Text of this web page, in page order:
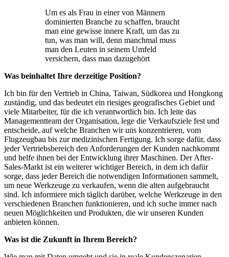
Um es als Frau in einer von Männern
dominierten Branche zu schaffen, braucht
man eine gewisse innere Kraft, um das zu
tun, was man will, denn manchmal muss
man den Leuten in seinem Umfeld
versichern, dass man dazugehört
Was beinhaltet Ihre derzeitige Position?
Ich bin für den Vertrieb in China, Taiwan, Südkorea und Hongkong
zuständig, und das bedeutet ein riesiges geografisches Gebiet und
viele Mitarbeiter, für die ich verantwortlich bin. Ich leite das
Managementteam der Organisation, lege die Verkaufsziele fest und
entscheide, auf welche Branchen wir uns konzentrieren, vom
Flugzeugbau bis zur medizinischen Fertigung. Ich sorge dafür, dass
jeder Vertriebsbereich den Anforderungen der Kunden nachkommt
und helfe ihnen bei der Entwicklung ihrer Maschinen. Der After-
Sales-Markt ist ein weiterer wichtiger Bereich, in dem ich dafür
sorge, dass jeder Bereich die notwendigen Informationen sammelt,
um neue Werkzeuge zu verkaufen, wenn die alten aufgebraucht
sind. Ich informiere mich täglich darüber, welche Werkzeuge in den
verschiedenen Branchen funktionieren, und ich suche immer nach
neuen Möglichkeiten und Produkten, die wir unseren Kunden
anbieten können.
Was ist die Zukunft in Ihrem Bereich?